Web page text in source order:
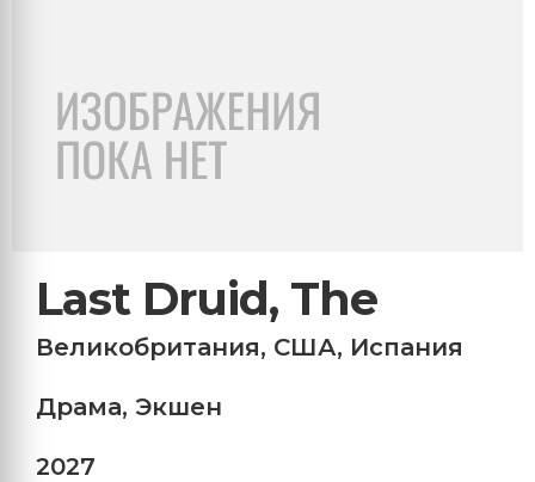
Last Druid, The
Великобритания, США, Испания
Драма, Экшен
2027